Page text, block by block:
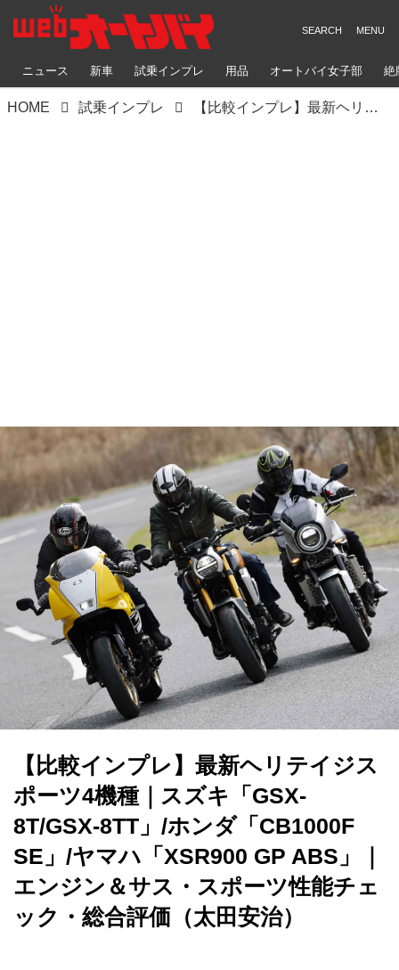
ニュース 新車 試乗インプレ 用品 オートバイ女子部 絶
HOME 試乗インプレ 【比較インプレ】最新ヘリテイジスポーツ4機種｜スズキ「GSX-8T/GSX-8TT」/ホンダ「CB1000F SE」/ヤマハ「XSR900 GP ABS」｜エンジン＆サス・スポーツ性能チェック・総合評価（太田安治）
【比較インプレ】最新ヘリテイジス
ポーツ4機種｜スズキ「GSX-
8T/GSX-8TT」/ホンダ「CB1000F
SE」/ヤマハ「XSR900 GP ABS」｜
エンジン＆サス・スポーツ性能チェ
ック・総合評価（太田安治）